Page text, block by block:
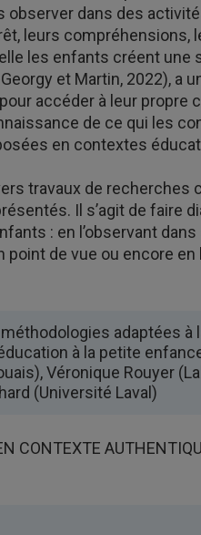
observer dans des
leurs
les enfants créent
et Martin, 2022), a
accéder à leur propre
de ce qui les
en contextes
travaux de
Il s’agit de
: en l’observant
point de vue ou encore
adaptées
à la petite
Véronique Rouyer
(Université Laval)
CONTEXTE